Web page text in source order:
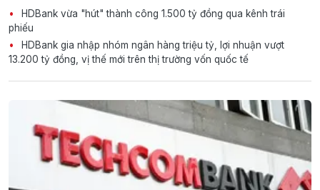
HDBank vừa "hút" thành công 1.500 tỷ đồng qua kênh trái
phiếu
HDBank gia nhập nhóm ngân hàng triệu tỷ, lợi nhuận vượt
13.200 tỷ đồng, vị thế mới trên thị trường vốn quốc tế